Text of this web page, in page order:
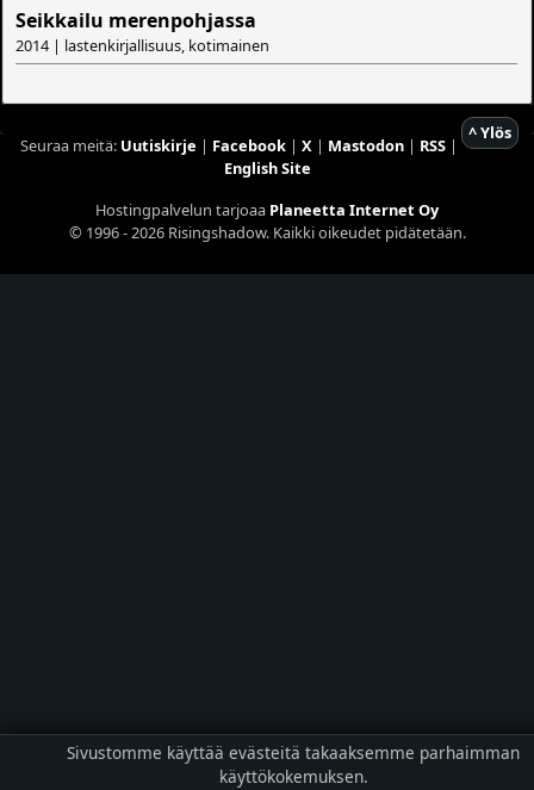
Seikkailu merenpohjassa
2014 | lastenkirjallisuus, kotimainen
^ Ylös
Seuraa meitä: Uutiskirje | Facebook| X| Mastodon| RSS|
English Site
Hostingpalvelun tarjoaa Planeetta Internet Oy
© 1996 - 2026 Risingshadow. Kaikki oikeudet pidätetään.
Sivustomme käyttää evästeitä takaaksemme parhaimman
käyttökokemuksen.